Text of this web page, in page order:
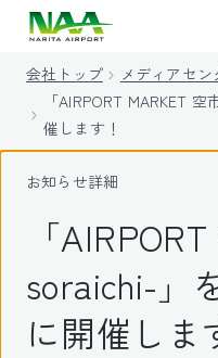
会社トップ メディアセ
「AIRPORT MARKET
催します！
お知らせ詳細
「
soraichi-」
に開催しま